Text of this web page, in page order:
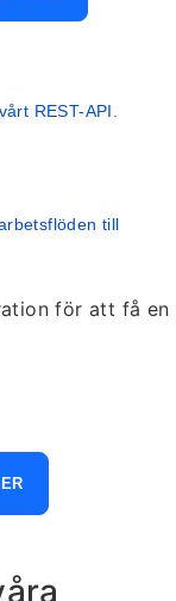
REST-API.
till
för att få en